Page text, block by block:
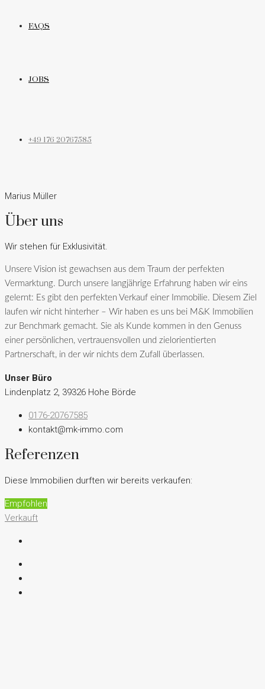
FAQS
JOBS
+49 176 20767585
Marius Müller
Über uns
Wir stehen für Exklusivität.
Unsere Vision ist gewachsen aus dem Traum der perfekten
Vermarktung. Durch unsere langjährige Erfahrung haben wir eins
gelernt: Es gibt den perfekten Verkauf einer Immobilie. Diesem Ziel
laufen wir nicht hinterher – Wir haben es uns bei M&K Immobilien
zur Benchmark gemacht. Sie als Kunde kommen in den Genuss
einer persönlichen, vertrauensvollen und zielorientierten
Partnerschaft, in der wir nichts dem Zufall überlassen.
Unser Büro
Lindenplatz 2, 39326 Hohe Börde
0176-20767585
kontakt@mk-immo.com
Referenzen
Diese Immobilien durften wir bereits verkaufen:
Empfohlen
Verkauft